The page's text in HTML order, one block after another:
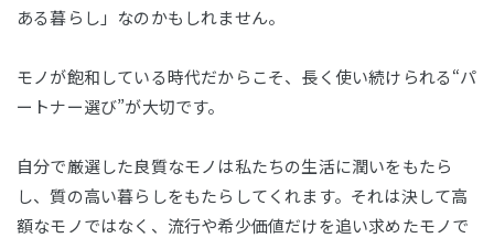
ある暮らし」なのかもしれません。
モノが飽和している時代だからこそ、長く使い続けられる“パ
ートナー選び”が大切です。
自分で厳選した良質なモノは私たちの生活に潤いをもたら
し、質の高い暮らしをもたらしてくれます。それは決して高
額なモノではなく、流行や希少価値だけを追い求めたモノで